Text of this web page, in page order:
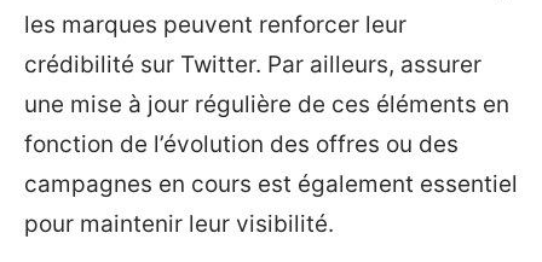
les marques peuvent renforcer leur
crédibilité sur Twitter. Par ailleurs, assurer
une mise à jour régulière de ces éléments en
fonction de l’évolution des offres ou des
campagnes en cours est également essentiel
pour maintenir leur visibilité.